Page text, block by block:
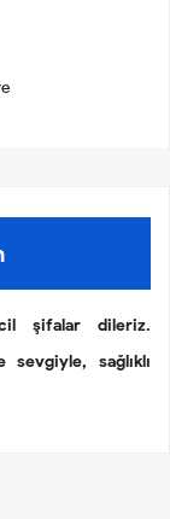
şifalar dileriz.
sevgiyle, sağlıklı